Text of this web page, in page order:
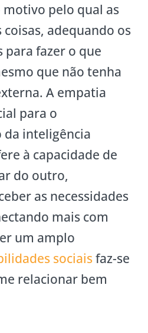
pelo qual as
coisas, adequando os
para fazer o que
que não tenha
A empatia
para o
inteligência
à capacidade de
do outro,
as necessidades
mais com
um amplo
sociaisfaz-se
relacionar bem